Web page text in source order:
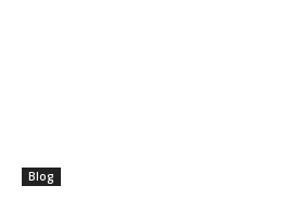
Blog